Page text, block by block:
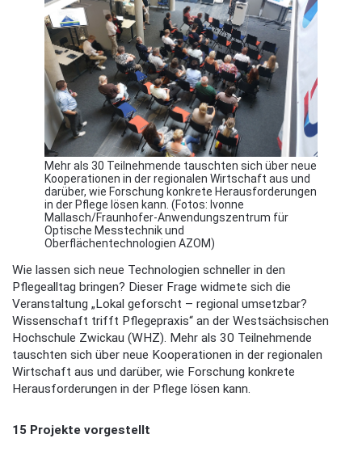
Mehr als 30 Teilnehmende tauschten sich über neue
Kooperationen in der regionalen Wirtschaft aus und
darüber, wie Forschung konkrete Herausforderungen
in der Pflege lösen kann. (Fotos: Ivonne
Mallasch/Fraunhofer-Anwendungszentrum für
Optische Messtechnik und
Oberflächentechnologien AZOM)
Wie lassen sich neue Technologien schneller in den
Pflegealltag bringen? Dieser Frage widmete sich die
Veranstaltung „Lokal geforscht – regional umsetzbar?
Wissenschaft trifft Pflegepraxis“ an der Westsächsischen
Hochschule Zwickau (WHZ). Mehr als 30 Teilnehmende
tauschten sich über neue Kooperationen in der regionalen
Wirtschaft aus und darüber, wie Forschung konkrete
Herausforderungen in der Pflege lösen kann.
15 Projekte vorgestellt